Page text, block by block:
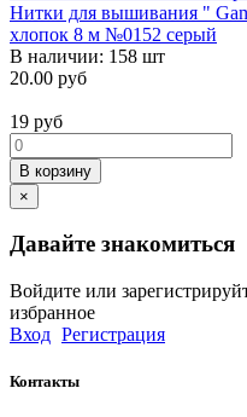
Нитки для вышивания "
хлопок 8 м №0152 серый
В наличии: 158 шт
20.00 руб
19 руб
В корзину
×
Давайте знакомиться
Войдите или
избранное
Вход Регистрация
Контакты